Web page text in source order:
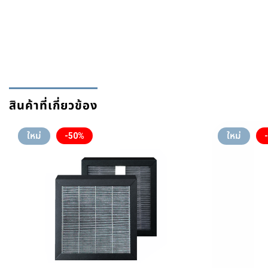
สินค้าที่เกี่ยวข้อง
ใหม่ -50% ใหม่